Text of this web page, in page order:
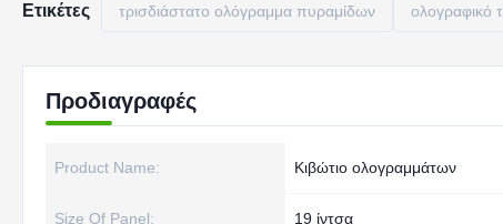
Ετικέτες τρισδιάστατο ολόγραμμα πυραμίδων ολογραφικό
Προδιαγραφές
Product Name: Κιβώτιο ολογραμμάτων
Size Of Panel: 19 ίντσα